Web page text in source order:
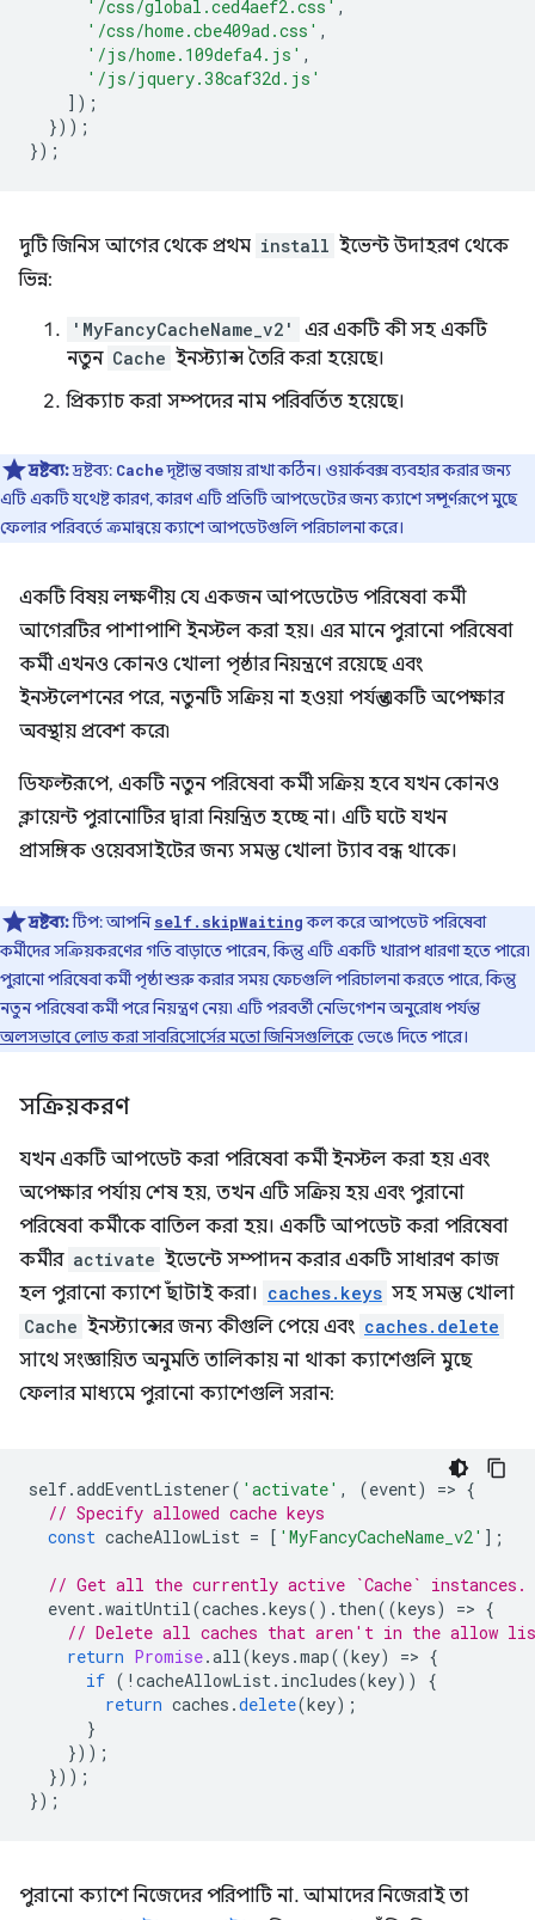
'/css/global.ced4aef2.css' ,
'/css/home.cbe409ad.css' ,
'/js/home.109defa4.js' ,
'/js/jquery.38caf32d.js'
]);
}));
});
দুটি জিনিস আগের থেকে প্রথম install ইভেন্ট উদাহরণ থেকে
ভিন্ন:
'MyFancyCacheName_v2'
এর একটি কী সহ একটি
নতুন Cache ইনস্ট্যান্স তৈরি করা হয়েছে।
প্রিক্যাচ করা সম্পদের নাম পরিবর্তিত হয়েছে।
দ্রষ্টব্য:দ্রষ্টব্য: Cacheদৃষ্টান্ত বজায় রাখা কঠিন। ওয়ার্কবক্স ব্যবহার করার জন্য
এটি একটি যথেষ্ট কারণ, কারণ এটি প্রতিটি আপডেটের জন্য ক্যাশে সম্পূর্ণরূপে মুছে
ফেলার পরিবর্তে ক্রমান্বয়ে ক্যাশে আপডেটগুলি পরিচালনা করে।
একটি বিষয় লক্ষণীয় যে একজন আপডেটেড পরিষেবা কর্মী
আগেরটির পাশাপাশি ইনস্টল করা হয়। এর মানে পুরানো পরিষেবা
কর্মী এখনও কোনও খোলা পৃষ্ঠার নিয়ন্ত্রণে রয়েছে এবং
ইনস্টলেশনের পরে, নতুনটি সক্রিয় না হওয়া পর্যন্ত একটি অপেক্ষার
অবস্থায় প্রবেশ করে৷
ডিফল্টরূপে, একটি নতুন পরিষেবা কর্মী সক্রিয় হবে যখন কোনও
ক্লায়েন্ট পুরানোটির দ্বারা নিয়ন্ত্রিত হচ্ছে না। এটি ঘটে যখন
প্রাসঙ্গিক ওয়েবসাইটের জন্য সমস্ত খোলা ট্যাব বন্ধ থাকে।
দ্রষ্টব্য:টিপ: আপনিself.skipWaitingকল করে আপডেট পরিষেবা
কর্মীদের সক্রিয়করণের গতি বাড়াতে পারেন, কিন্তু এটি একটি খারাপ ধারণা হতে পারে৷
পুরানো পরিষেবা কর্মী পৃষ্ঠা শুরু করার সময় ফেচগুলি পরিচালনা করতে পারে, কিন্তু
নতুন পরিষেবা কর্মী পরে নিয়ন্ত্রণ নেয়৷ এটি পরবর্তী নেভিগেশন অনুরোধ পর্যন্ত
অলসভাবে লোড করা সাবরিসোর্সের মতো জিনিসগুলিকেভেঙে দিতে পারে।
সক্রিয়করণ
যখন একটি আপডেট করা পরিষেবা কর্মী ইনস্টল করা হয় এবং
অপেক্ষার পর্যায় শেষ হয়, তখন এটি সক্রিয় হয় এবং পুরানো
পরিষেবা কর্মীকে বাতিল করা হয়। একটি আপডেট করা পরিষেবা
কর্মীর activate ইভেন্টে সম্পাদন করার একটি সাধারণ কাজ
হল পুরানো ক্যাশে ছাঁটাই করা। caches.keys সহ সমস্ত খোলা
Cache ইনস্ট্যান্সের জন্য কীগুলি পেয়ে এবং caches.delete
সাথে সংজ্ঞায়িত অনুমতি তালিকায় না থাকা ক্যাশেগুলি মুছে
ফেলার মাধ্যমে পুরানো ক্যাশেগুলি সরান:
self.addEventListener( 'activate' , (event) => {
// Specify allowed cache keys
const cacheAllowList = [ 'MyFancyCacheName_v2' ];
// Get all the currently active `Cache` instances.
event.waitUntil(caches .keys(). then((keys) => {
// Delete all caches that aren't in the allow
return Promise.all(keys .map((key) => {
if ( ! cacheAllowList. includes(key))
{
return caches .delete(key);
}
}));
}));
});
পুরানো ক্যাশে নিজেদের পরিপাটি না. আমাদের নিজেরাই তা